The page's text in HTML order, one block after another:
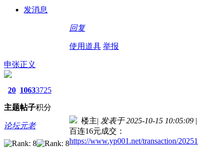
发消息
回复
使用道具 举报
申张正义
20
主题
1063
帖子
3725
积分
论坛元老
楼主| 发表于 2025-10-15 10:05:09 |
百连16元成交：
https://www.yp001.net/transaction/